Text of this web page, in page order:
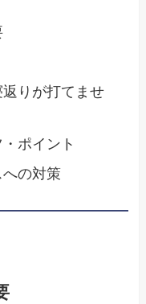
りが打てませ
ポイント
の対策